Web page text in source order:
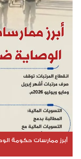
أبرز ممارسات حكومة